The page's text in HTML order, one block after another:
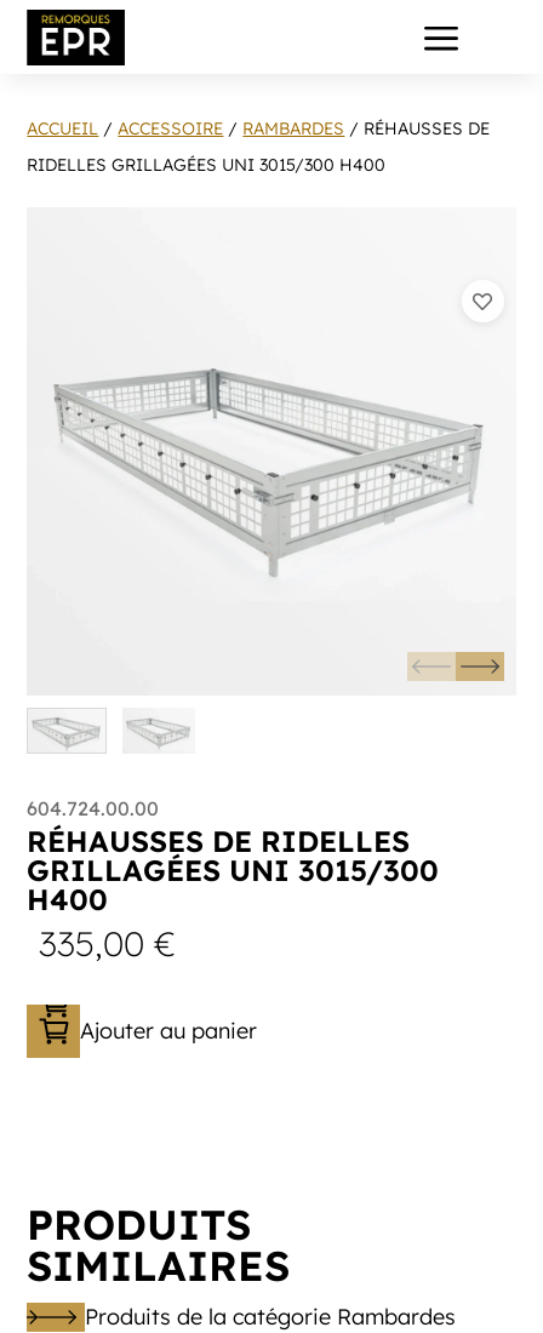
a
ACCUEIL /ACCESSOIRE / RAMBARDES / RÉHAUSSES DE
RIDELLES GRILLAGÉES UNI 3015/300 H400
604.724.00.00
RÉHAUSSES DE RIDELLES
GRILLAGÉES UNI 3015/300
H400
335,00€
Ajouter au panier
PRODUITS
SIMILAIRES
Produits de la catégorie Rambardes